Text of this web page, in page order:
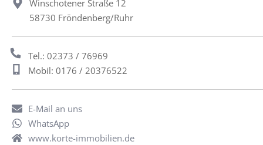
Winschotener Straße 12
58730 Fröndenberg/Ruhr
Tel.: 02373 / 76969
Mobil: 0176 / 20376522
E-Mail an uns
WhatsApp
www.korte-immobilien.de